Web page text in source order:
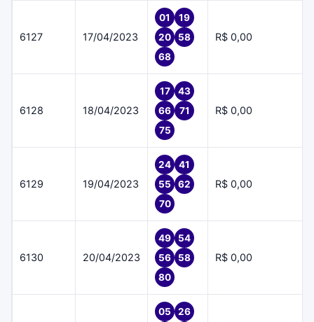
6127 17/04/2023
01
19
20
58
68
R$ 0,00
6128 18/04/2023
17
43
66
71
75
R$ 0,00
6129 19/04/2023
24
41
55
62
70
R$ 0,00
6130 20/04/2023
49
54
56
58
80
R$ 0,00
05 26